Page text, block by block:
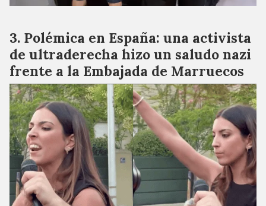
Polémica en España: una activista
de ultraderecha hizo un saludo nazi
frente a la Embajada de Marruecos